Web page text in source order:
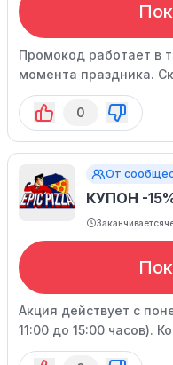
Промокод работает в
момента праздника.
Предложение
0
От
КУПОН -
Заканчивается
Акция действует с
11:00 до 15:00 часов).
ограниченное время.